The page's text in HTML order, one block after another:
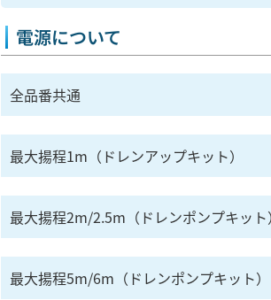
電源について
全品番共通
最大揚程1m（ドレンアップキット）
最大揚程2m/2.5m（ドレンポンプキット）
最大揚程5m/6m（ドレンポンプキット）